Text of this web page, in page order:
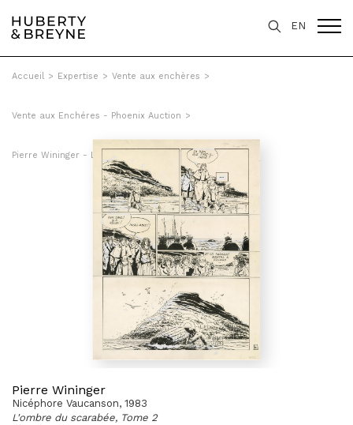
EN
Accueil > Expertise > Vente aux enchères >
Vente aux Enchéres - Phoenix Auction >
Pierre Wininger - L'ombre du scarabée, Tome 2
Pierre Wininger
Nicéphore Vaucanson, 1983
L'ombre du scarabée, Tome 2